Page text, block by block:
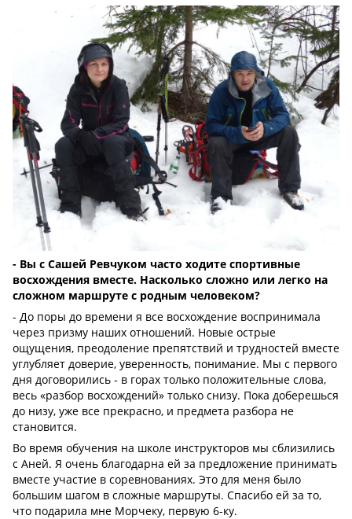
- Вы с Сашей Ревчуком часто ходите спортивные
восхождения вместе. Насколько сложно или легко на
сложном маршруте с родным человеком?
- До поры до времени я все восхождение воспринимала
через призму наших отношений. Новые острые
ощущения, преодоление препятствий и трудностей вместе
углубляет доверие, уверенность, понимание. Мы с первого
дня договорились - в горах только положительные слова,
весь «разбор восхождений» только снизу. Пока доберешься
до низу, уже все прекрасно, и предмета разбора не
становится.
Во время обучения на школе инструкторов мы сблизились
с Аней. Я очень благодарна ей за предложение принимать
вместе участие в соревнованиях. Это для меня было
большим шагом в сложные маршруты. Спасибо ей за то,
что подарила мне Морчеку, первую 6-ку.